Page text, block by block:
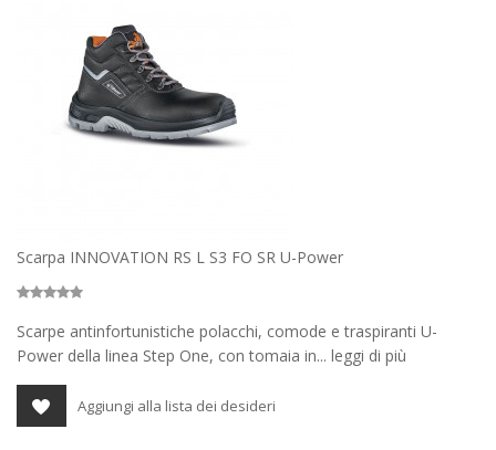
Scarpa INNOVATION RS L S3 FO SR U-Power
Scarpe antinfortunistiche polacchi, comode e traspiranti U-
Power della linea Step One, con tomaia in... leggi di più
Aggiungi alla lista dei desideri